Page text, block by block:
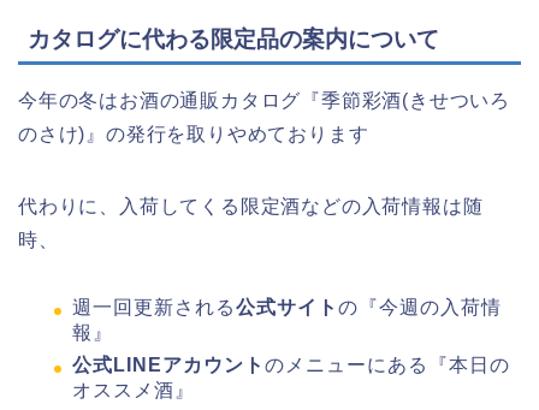
カタログに代わる限定品の案内について
今年の冬はお酒の通販カタログ『季節彩酒(きせついろ
のさけ)』の発行を取りやめております
代わりに、入荷してくる限定酒などの入荷情報は随
時、
週一回更新される公式サイト の『今週の入荷情
報』
公式LINEアカウント のメニューにある『本日の
オススメ酒』